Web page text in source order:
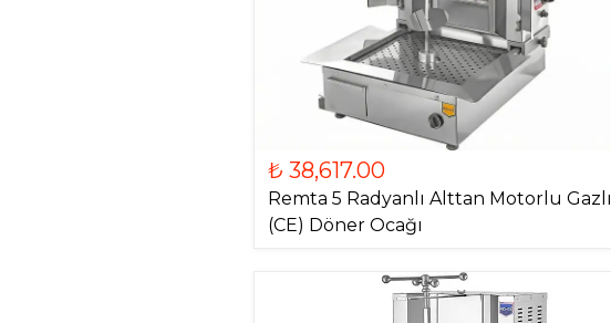
₺ 38,617.00
Remta 5 Radyanlı Alttan Motorlu Gazlı
(CE) Döner Ocağı